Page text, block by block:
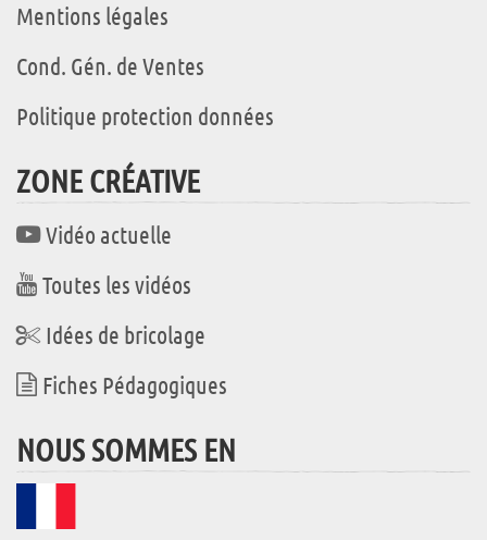
Mentions légales
Cond. Gén. de Ventes
Politique protection données
ZONE CRÉATIVE
Vidéo actuelle
Toutes les vidéos
Idées de bricolage
Fiches Pédagogiques
NOUS SOMMES EN